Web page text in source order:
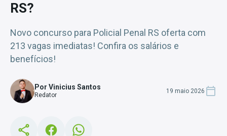
RS?
Novo concurso para Policial Penal RS oferta com
213 vagas imediatas! Confira os salários e
benefícios!
Por Vinicius Santos
Redator
19 maio 2026